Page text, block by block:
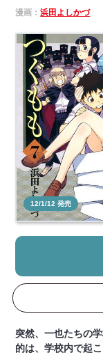
漫画：浜田よしかづ
12/1/12 発売
突然、一也たちの
的は、学校内で起